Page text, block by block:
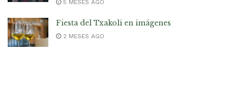
5 MESES AGO
Fiesta del Txakoli en imágenes
2 MESES AGO